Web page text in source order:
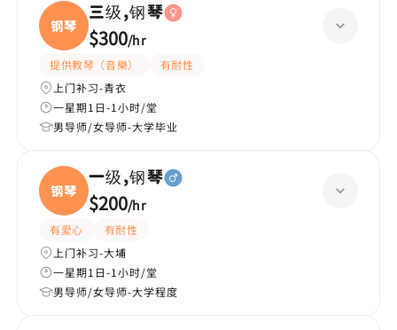
钢琴
三级,钢琴
$300/hr
提供教琴（音樂）
有耐性
上门补习-青衣
一星期1日-1小时/堂
男导师/女导师-大学毕业
钢琴
一级,钢琴
$200/hr
有愛心
有耐性
上门补习-大埔
一星期1日-1小时/堂
男导师/女导师-大学程度